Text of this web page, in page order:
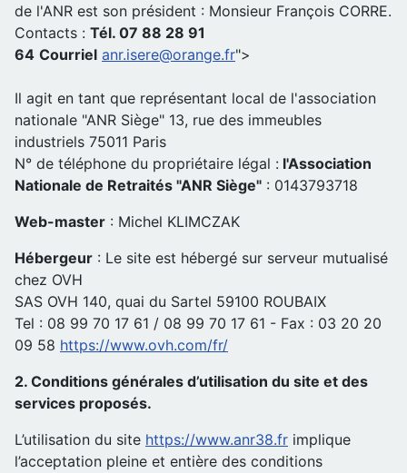
de l'ANR est son président : Monsieur François CORRE.
Contacts : Tél. 07 88 28 91
64 Courriel anr.isere@orange.fr">
Il agit en tant que représentant local de l'association
nationale "ANR Siège" 13, rue des immeubles
industriels 75011 Paris
N° de téléphone du propriétaire légal : l'Association
Nationale de Retraités "ANR Siège" : 0143793718
Web-master : Michel KLIMCZAK
Hébergeur : Le site est hébergé sur serveur mutualisé
chez OVH
SAS OVH 140, quai du Sartel 59100 ROUBAIX
Tel : 08 99 70 17 61 / 08 99 70 17 61 - Fax : 03 20 20
09 58 https://www.ovh.com/fr/
2. Conditions générales d’utilisation du site et des
services proposés.
L’utilisation du site https://www.anr38.fr implique
l’acceptation pleine et entière des conditions